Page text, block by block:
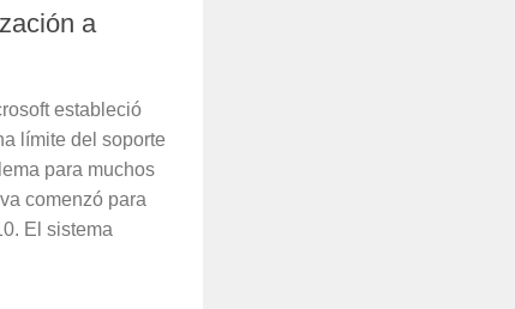
a
estableció
límite del soporte
para muchos
comenzó para
El sistema